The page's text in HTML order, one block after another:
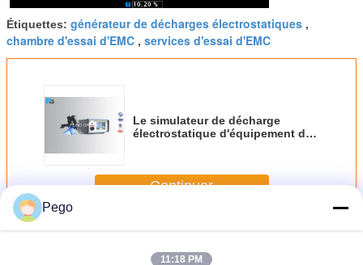
Étiquettes: générateur de décharges électrostatiques ,
chambre d'essai d'EMC , services d'essai d'EMC
Le simulateur de décharge
électrostatique d'équipement de
Continuer
PlusÉquipement de test d'EMC
Pego
11:18 PM